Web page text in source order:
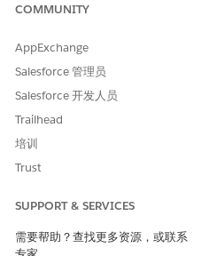
在集中的可审计工作区中管理
创建证据请求，主题专家满足
适用于 IT 合规性的问题管理
确认或审计发现而出现的合规
录，分配所有者，并通过 SLA
COMMUNITY
AppExchange
Salesforce 管理员
Salesforce 开发人员
Trailhead
培训
Trust
SUPPORT & SERVICES
需要帮助？查找更多资源，或联系